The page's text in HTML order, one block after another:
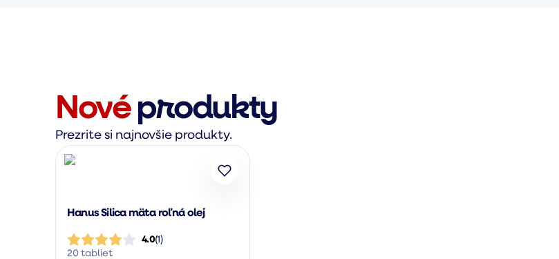
Novéprodukty
Prezrite si najnovšie produkty.
Hanus Silica mäta roľná olej
4.0(1 )
20 tabliet